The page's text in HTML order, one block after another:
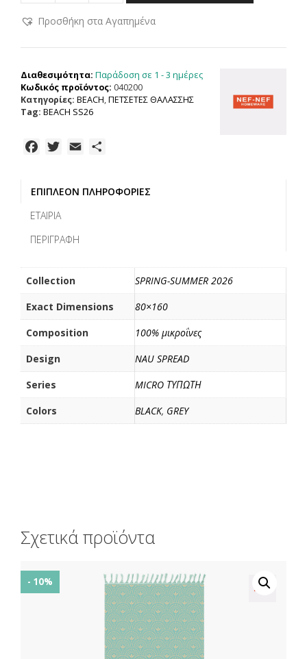
ΠΕΤΣΕΤΑ
ΘΑΛΑΣΣΗΣ
NAU
80X160,
100%
Προσθήκη στα Αγαπημένα
Διαθεσιμότητα: Παράδοση σε 1 - 3 ημέρες
Κωδικός προϊόντος: 040200
Κατηγορίες: BEACH,ΠΕΤΣΕΤΕΣ ΘΑΛΑΣΣΗΣ
Tag: BEACH SS26
e
b
o
t
r
i
ρ
τ
ε
ΕΠΙΠΛΈΟΝ ΠΛΗΡΟΦΟΡΊΕΣ
ΕΤΑΙΡΊΑ
ΠΕΡΙΓΡΑΦΉ
Collection
SPRING-SUMMER 2026
Exact Dimensions
80×160
Composition
100% μικροΐνες
Design
NAU SPREAD
Series
MICRO ΤΥΠΩΤΗ
Colors
BLACK, GREY
Σχετικά προϊόντα
- 10%